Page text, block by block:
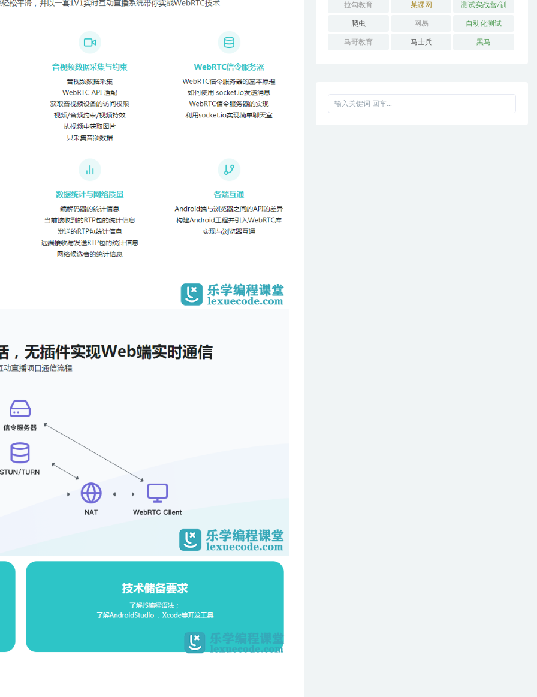
拉勾教育 某课网 测试实战营/训
练营/体系课
爬虫 网易 自动化测试
马哥教育 马士兵 黑马